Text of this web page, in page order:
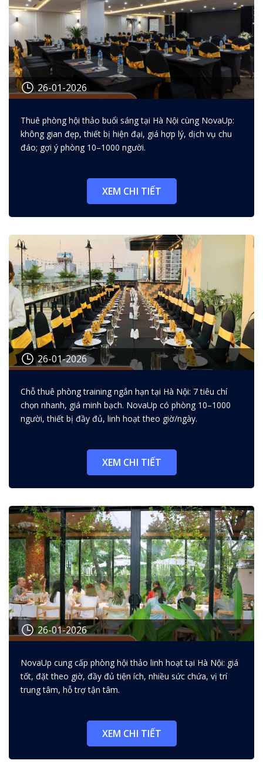
26-01-2026
Thuê phòng hội thảo buổi sáng: 7
mẹo chọn địa điểm đẹp, giá hợp
lý, dịch vụ chu đáo
Thuê phòng hội thảo buổi sáng tại Hà Nội cùng NovaUp:
không gian đẹp, thiết bị hiện đại, giá hợp lý, dịch vụ chu
đáo; gợi ý phòng 10–1000 người.
XEM CHI TIẾT
26-01-2026
Chỗ thuê phòng training ngắn
hạn: 7 tiêu chí chọn nhanh, giá
hợp lý
Chỗ thuê phòng training ngắn hạn tại Hà Nội: 7 tiêu chí
chọn nhanh, giá minh bạch. NovaUp có phòng 10–1000
người, thiết bị đầy đủ, linh hoạt theo giờ/ngày.
XEM CHI TIẾT
26-01-2026
Top 10 địa điểm thuê phòng hội
thảo linh hoạt: giá tốt, đặt theo
giờ, tiện ích đầy đủ
NovaUp cung cấp phòng hội thảo linh hoạt tại Hà Nội: giá
tốt, đặt theo giờ, đầy đủ tiện ích, nhiều sức chứa, vị trí
trung tâm, hỗ trợ tận tâm.
XEM CHI TIẾT